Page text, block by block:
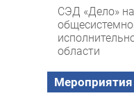
СЭД «Дело»
области
Мероприятия